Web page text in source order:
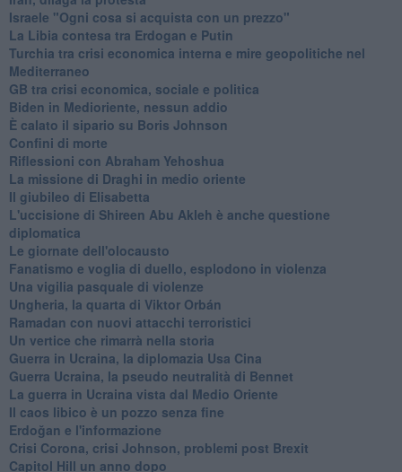
Israele "Ogni cosa si acquista con un prezzo"
La Libia contesa tra Erdogan e Putin
Turchia tra crisi economica interna e mire geopolitiche nel
Mediterraneo
GB tra crisi economica, sociale e politica
Biden in Medioriente, nessun addio
È calato il sipario su Boris Johnson
Confini di morte
Riflessioni con Abraham Yehoshua
La missione di Draghi in medio oriente
Il giubileo di Elisabetta
L'uccisione di Shireen Abu Akleh è anche questione
diplomatica
Le giornate dell'olocausto
Fanatismo e voglia di duello, esplodono in violenza
Una vigilia pasquale di violenze
Ungheria, la quarta di Viktor Orbán
Ramadan con nuovi attacchi terroristici
Un vertice che rimarrà nella storia
Guerra in Ucraina, la diplomazia Usa Cina
Guerra Ucraina, la pseudo neutralità di Bennet
La guerra in Ucraina vista dal Medio Oriente
​Il caos libico è un pozzo senza fine
Erdoğan e l'informazione
Crisi Corona, crisi Johnson, problemi post Brexit
Capitol Hill un anno dopo